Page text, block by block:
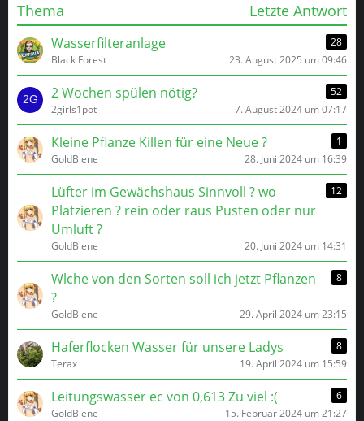
Thema Letzte Antwort
Wasserfilteranlage
28
Black Forest
23. August 2025 um 09:46
2 Wochen spülen nötig?
52
2girls1pot
7. August 2024 um 07:17
Kleine Pflanze Killen für eine Neue ?
1
GoldBiene
28. Juni 2024 um 16:39
Lüfter im Gewächshaus Sinnvoll ? wo
Platzieren ? rein oder raus Pusten oder nur
Umluft ?
12
GoldBiene 20. Juni 2024 um 14:31
Wlche von den Sorten soll ich jetzt Pflanzen
?
8
GoldBiene 29. April 2024 um 23:15
Haferflocken Wasser für unsere Ladys
8
Terax
19. April 2024 um 15:59
Leitungswasser ec von 0,613 Zu viel :(
6
GoldBiene
15. Februar 2024 um 21:27